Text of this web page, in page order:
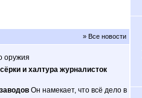
» Все новости
оружия
и халтура журналисток
Он намекает, что всё дело в